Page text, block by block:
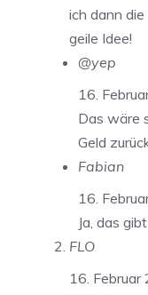
ich dann die
geile Idee!
@yep
16.
Das wäre
Geld
Fabian
16.
Ja, das
FLO
16.